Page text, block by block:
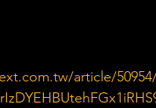
article/